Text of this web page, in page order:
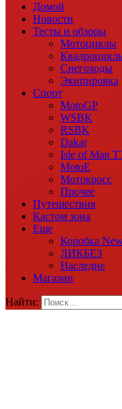
Домой
Новости
Тесты и обзоры
Мотоциклы
Снегоходы
Экипировка
Спорт
MotoGP
WSBK
RSBK
Dakar
Isle of Man
MotoE
Мотокросс
Прочее
Путешествия
Кастом зона
Еще
Коробка
ЛИКБЕЗ
Наследие
Магазин
Найти: